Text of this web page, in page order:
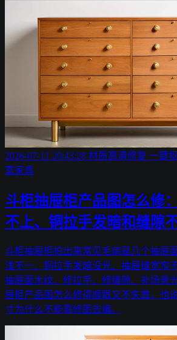
2026-07-11 20:43:28 材质高清修复 一键
室家具
斗柜抽屉柜产品图怎么修
不上、铜拉手发暗和缝隙
斗柜抽屉柜拍出来常见毛病是几个抽屉
浅不一、铜拉手发暗没光、抽屉缝宽窄
抽屉面木纹、修拉手、修缝隙、补场景
屉柜产品图怎么修得顺眼又不失真，也
寸为什么不能靠修图去编。